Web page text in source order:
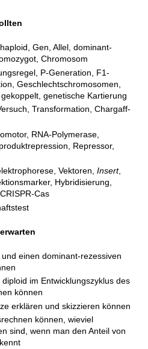
Gen, Allel, dominant-
Chromosom
P-Generation, F1-
Geschlechtschromosomen,
genetische Kartierung
Transformation, Chargaff-
RNA-Polymerase,
Repressor,
Vektoren, Insert,
Hybridisierung,
Cas
einen dominant-rezessiven
im Entwicklungszyklus des
können
erklären und skizzieren können
können, wieviel
sind, wenn man den Anteil von